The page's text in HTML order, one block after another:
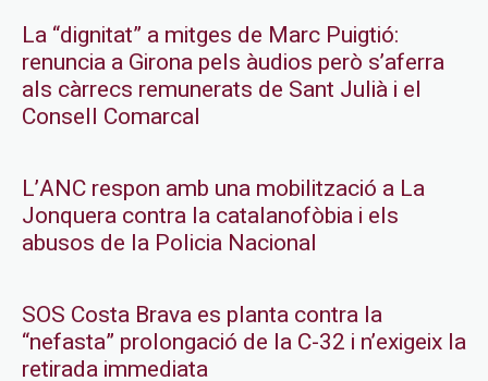
La “dignitat” a mitges de Marc Puigtió:
renuncia a Girona pels àudios però s’aferra
als càrrecs remunerats de Sant Julià i el
Consell Comarcal
L’ANC respon amb una mobilització a La
Jonquera contra la catalanofòbia i els
abusos de la Policia Nacional
SOS Costa Brava es planta contra la
“nefasta” prolongació de la C-32 i n’exigeix la
retirada immediata